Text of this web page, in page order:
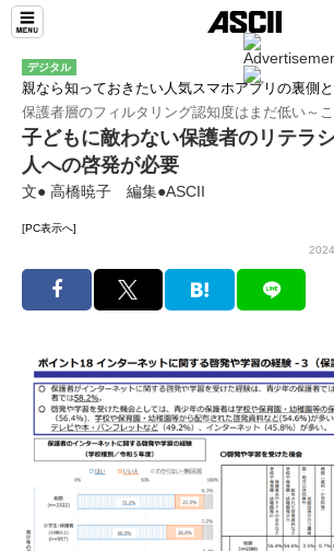
デジタル
親なら知っておきたい人気スマホアプリの裏側
保護者層のフィルタリング認知度はまだ低い～
子どもに敵わない保護者のリテラ
人への啓発が必要
文● 高橋暁子 編集●ASCII
[PC表示へ]